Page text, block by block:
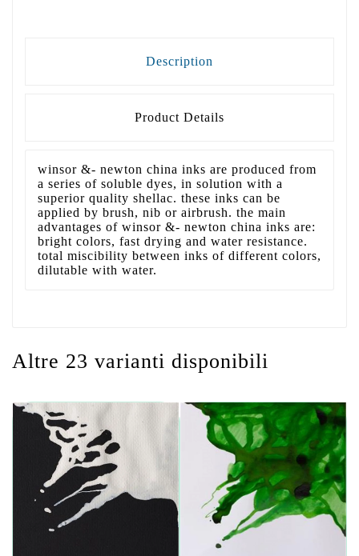
Description
Product Details
winsor &- newton china inks are produced from
a series of soluble dyes, in solution with a
superior quality shellac. these inks can be
applied by brush, nib or airbrush. the main
advantages of winsor &- newton china inks are:
bright colors, fast drying and water resistance.
total miscibility between inks of different colors,
dilutable with water.
Altre 23 varianti disponibili